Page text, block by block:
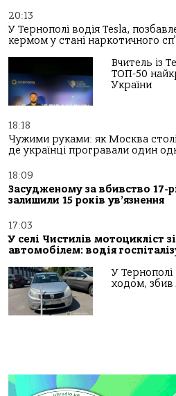
20:13
У Тернополі водія Tesla,
кермом у стані наркотичного
Вчитель із
ТОП-50
України
18:18
Чужими руками: як Москва
де українці програвали один
18:09
Засудженому за вбивство 17-
залишили 15 років ув’язнення
17:03
У селі Чистилів мотоцикліст
автомобілем: водія
У
ходом, збив